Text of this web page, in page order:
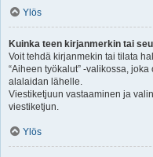
Ylös
Kuinka teen kirjanmerkin tai
Voit tehdä kirjanmekin tai tilata
“Aiheen työkalut” -valikossa,
alalaidan lähelle.
Viestiketjuun vastaaminen ja
viestiketjun.
Ylös